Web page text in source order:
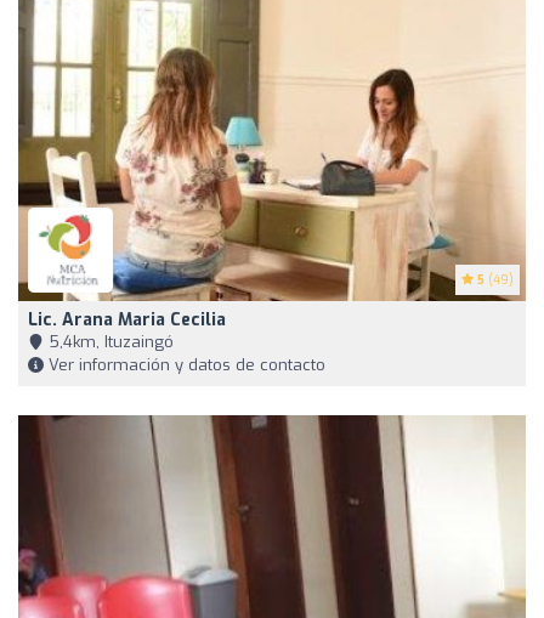
5 (49)
Lic. Arana Maria Cecilia
5,4km, Ituzaingó
Ver información y datos de contacto